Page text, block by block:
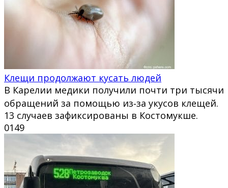
Клещи продолжают кусать людей
В Карелии медики получили почти три тысячи
обращений за помощью из‑за укусов клещей.
13 случаев зафиксированы в Костомукше.
0149